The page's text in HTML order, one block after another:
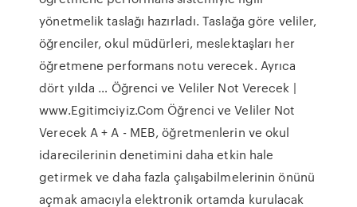
yönetmelik taslağı hazırladı. Taslağa göre veliler,
öğrenciler, okul müdürleri, meslektaşları her
öğretmene performans notu verecek. Ayrıca
dört yılda … Öğrenci ve Veliler Not Verecek |
www.Egitimciyiz.Com Öğrenci ve Veliler Not
Verecek A + A - MEB, öğretmenlerin ve okul
idarecilerinin denetimini daha etkin hale
getirmek ve daha fazla çalışabilmelerinin önünü
açmak amacıyla elektronik ortamda kurulacak